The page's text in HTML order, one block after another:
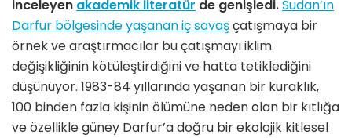
inceleyen akademik literatür de genişledi.Sudan’ın
Darfur bölgesinde yaşanan iç savaşçatışmaya bir
örnek ve araştırmacılar bu çatışmayı iklim
değişikliğinin kötüleştirdiğini ve hatta tetiklediğini
düşünüyor. 1983-84 yıllarında yaşanan bir kuraklık,
100 binden fazla kişinin ölümüne neden olan bir kıtlığa
ve özellikle güney Darfur’a doğru bir ekolojik kitlesel